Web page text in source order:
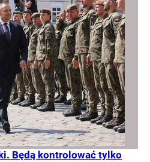
Będą kontrolować tylko